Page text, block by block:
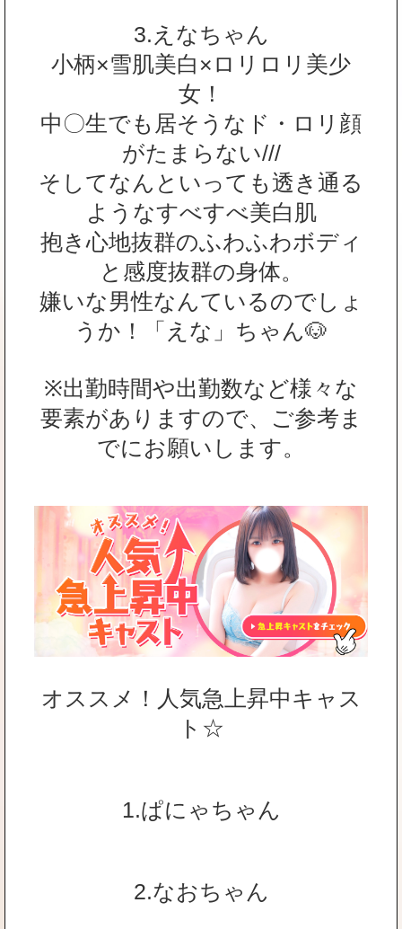
3.えなちゃん
小柄×雪肌美白×ロリロリ美少
女！
中〇生でも居そうなド・ロリ顔
がたまらない///
そしてなんといっても透き通る
ようなすべすべ美白肌
抱き心地抜群のふわふわボディ
と感度抜群の身体。
嫌いな男性なんているのでしょ
うか！「えな」ちゃん🐶
※出勤時間や出勤数など様々な
要素がありますので、ご参考ま
でにお願いします。
オススメ！人気急上昇中キャス
ト☆
1.ぱにゃちゃん
2.なおちゃん